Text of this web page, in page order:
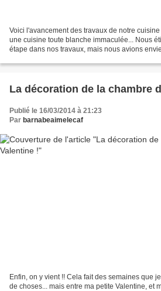
Voici l'avancement des travaux de notre
une cuisine toute blanche immaculée... Nous
étape dans nos travaux, mais nous avions
La décoration de la chambre
Publié le 16/03/2014 à 21:23
Par barnabeaimelecaf
Enfin, on y vient !! Cela fait des semaines que
de choses... mais entre ma petite Valentine, et